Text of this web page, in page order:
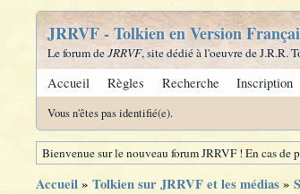
JRRVF - Tolkien en Version
Le forum deJRRVF, site dédié à l'oeuvre de J.R.R.
Accueil Règles Recherche Inscription
Vous n'êtes pas identifié(e).
Bienvenue sur le nouveau forum JRRVF ! En cas de
Accueil» Tolkien sur JRRVF et les médias»